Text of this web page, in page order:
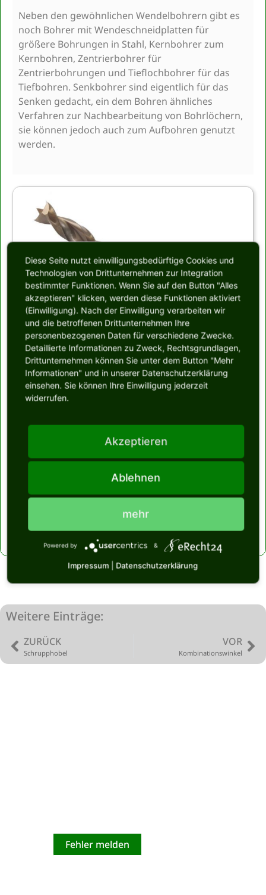
Neben den gewöhnlichen Wendelbohrern gibt es
noch Bohrer mit Wendeschneidplatten für
größere Bohrungen in Stahl, Kernbohrer zum
Kernbohren, Zentrierbohrer für
Zentrierbohrungen und Tieflochbohrer für das
Tiefbohren. Senkbohrer sind eigentlich für das
Senken gedacht, ein dem Bohren ähnliches
Verfahren zur Nachbearbeitung von Bohrlöchern,
sie können jedoch auch zum Aufbohren genutzt
werden.
Bild:
Holzspiralbohrer,Fa. Famag
Dieser Artikel basiert auf dem ArtikelBohreraus der freien Enzyklopädie
Wikipedia und steht unter der GNU-Lizenz für freie Dokumentation. In der
Weitere Einträge:
ZURÜCK
Schrupphobel
VOR
Kombinationswinkel
Fehler melden
Diese Seite nutzt einwilligungsbedürftige Cookies und
Technologien von Drittunternehmen zur Integration
bestimmter Funktionen. Wenn Sie auf den Button "Alles
akzeptieren" klicken, werden diese Funktionen aktiviert
(Einwilligung). Nach der Einwilligung verarbeiten wir
und die betroffenen Drittunternehmen Ihre
personenbezogenen Daten für verschiedene Zwecke.
Detaillierte Informationen zu Zweck, Rechtsgrundlagen,
Drittunternehmen können Sie unter dem Button "Mehr
Informationen" und in unserer Datenschutzerklärung
einsehen. Sie können Ihre Einwilligung jederzeit
widerrufen.
Akzeptieren
Ablehnen
mehr
Powered by &
Impressum Datenschutzerklärung